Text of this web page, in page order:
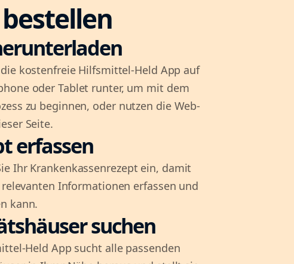
die kostenfreie Hilfsmittel-Held App auf
oder Tablet runter, um mit dem
zu beginnen, oder nutzen die Web-
Seite.
erfassen
Ihr Krankenkassenrezept ein, damit
Informationen erfassen und
kann.
suchen
Held App sucht alle passenden